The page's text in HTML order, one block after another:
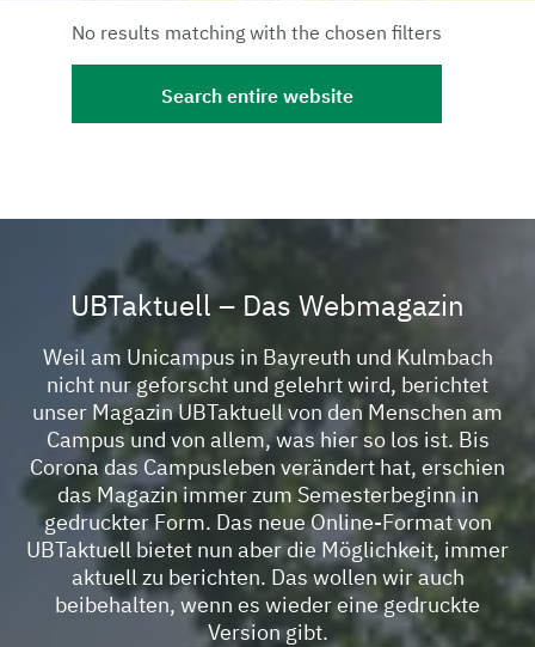
No results matching with the chosen filters
Search entire website
UBTaktuell – Das Webmagazin
Weil am Unicampus in Bayreuth und Kulmbach
nicht nur geforscht und gelehrt wird, berichtet
unser Magazin UBTaktuell von den Menschen am
Campus und von allem, was hier so los ist. Bis
Corona das Campusleben verändert hat, erschien
das Magazin immer zum Semesterbeginn in
gedruckter Form. Das neue Online-Format von
UBTaktuell bietet nun aber die Möglichkeit, immer
aktuell zu berichten. Das wollen wir auch
beibehalten, wenn es wieder eine gedruckte
Version gibt.